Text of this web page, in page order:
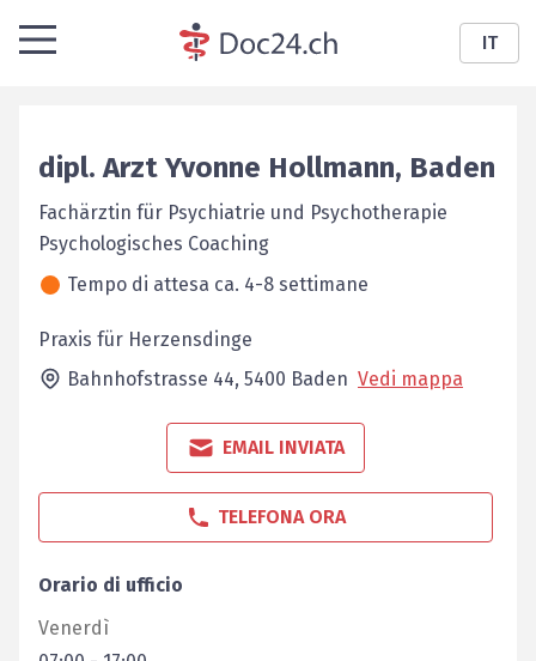
IT
dipl. Arzt Yvonne Hollmann, Baden
Fachärztin für Psychiatrie und Psychotherapie
Psychologisches Coaching
Tempo di attesa ca. 4-8 settimane
Praxis für Herzensdinge
Bahnhofstrasse 44, 5400 Baden Vedi mappa
EMAIL INVIATA
TELEFONA ORA
Orario di ufficio
Venerdì